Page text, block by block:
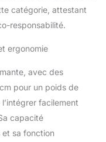
catégorie, attestant
responsabilité.
ergonomie
avec des
pour un poids de
facilement
capacité
et sa fonction